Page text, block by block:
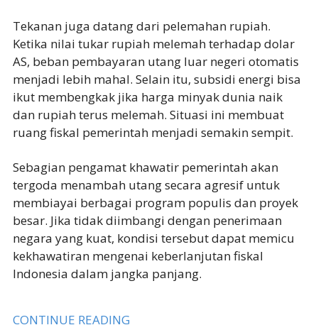
Tekanan juga datang dari pelemahan rupiah.
Ketika nilai tukar rupiah melemah terhadap dolar
AS, beban pembayaran utang luar negeri otomatis
menjadi lebih mahal. Selain itu, subsidi energi bisa
ikut membengkak jika harga minyak dunia naik
dan rupiah terus melemah. Situasi ini membuat
ruang fiskal pemerintah menjadi semakin sempit.
Sebagian pengamat khawatir pemerintah akan
tergoda menambah utang secara agresif untuk
membiayai berbagai program populis dan proyek
besar. Jika tidak diimbangi dengan penerimaan
negara yang kuat, kondisi tersebut dapat memicu
kekhawatiran mengenai keberlanjutan fiskal
Indonesia dalam jangka panjang.
CONTINUE READING